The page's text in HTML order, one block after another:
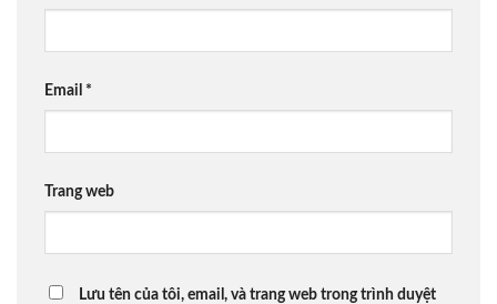
Email *
Trang web
Lưu tên của tôi, email, và trang web trong trình duyệt